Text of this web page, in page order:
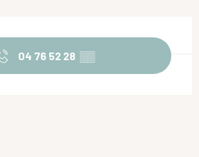
04 76 52 28 ▒▒